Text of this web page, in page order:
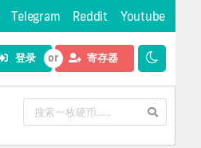
Telegram Reddit Youtube
登录 寄存器